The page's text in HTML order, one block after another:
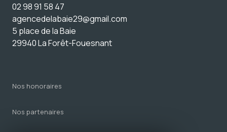
02 98 91 58 47
agencedelabaie29@gmail.com
5 place de la Baie
29940 La Forêt-Fouesnant
nos honoraires
nos partenaires